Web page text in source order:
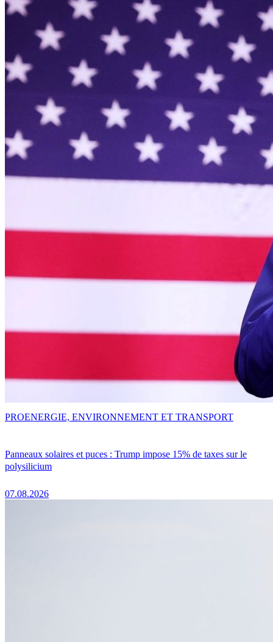
Panneaux solaires et puces : Trump impose 15% de taxes sur le
polysilicium
07.08.2026
PROENERGIE, ENVIRONNEMENT ET TRANSPORT